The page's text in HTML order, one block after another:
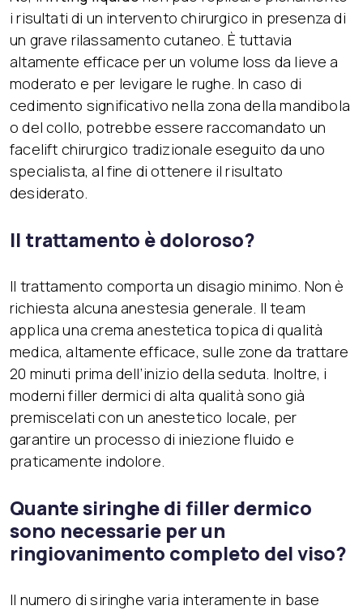
i risultati di un intervento chirurgico in presenza di
un grave rilassamento cutaneo. È tuttavia
altamente efficace per un volume loss da lieve a
moderato e per levigare le rughe. In caso di
cedimento significativo nella zona della mandibola
o del collo, potrebbe essere raccomandato un
facelift chirurgico tradizionale eseguito da uno
specialista, al fine di ottenere il risultato
desiderato.
Il trattamento è doloroso?
Il trattamento comporta un disagio minimo. Non è
richiesta alcuna anestesia generale. Il team
applica una crema anestetica topica di qualità
medica, altamente efficace, sulle zone da trattare
20 minuti prima dell’inizio della seduta. Inoltre, i
moderni filler dermici di alta qualità sono già
premiscelati con un anestetico locale, per
garantire un processo di iniezione fluido e
praticamente indolore.
Quante siringhe di filler dermico
sono necessarie per un
ringiovanimento completo del viso?
Il numero di siringhe varia interamente in base